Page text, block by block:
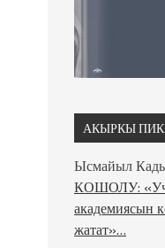
АКЫРКЫ
Ысмайыл
КОШОЛУ:
академиясын
жатат»…